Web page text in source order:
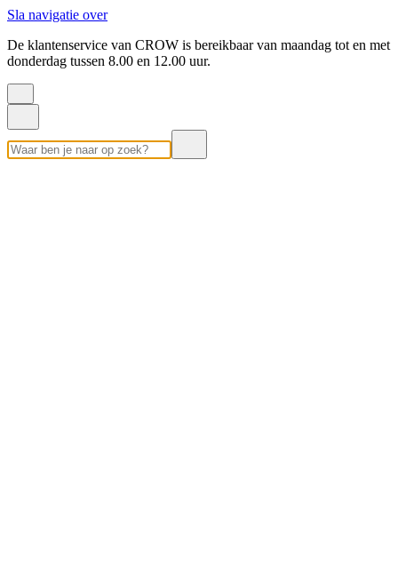
Sla navigatie over
De klantenservice van CROW is bereikbaar van maandag tot en met
donderdag tussen 8.00 en 12.00 uur.